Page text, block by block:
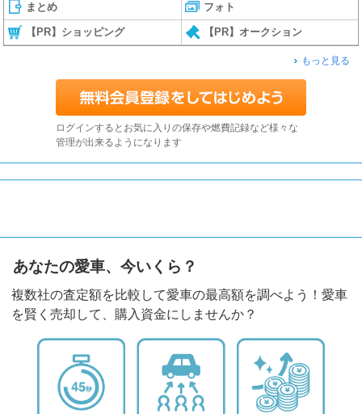
まとめ フォト
【PR】ショッピング 【PR】オークション
もっと見る
ログインするとお気に入りの保存や燃費記録など様々な
管理が出来るようになります
あなたの愛車、今いくら？
複数社の査定額を比較して愛車の最高額を調べよう！愛車
を賢く売却して、購入資金にしませんか？